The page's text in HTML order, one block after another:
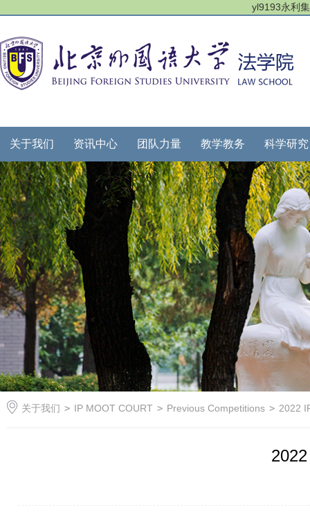
yl9193永利
关于我们 资讯中心 团队力量 教学教务 科学研究
关于我们 > IP MOOT COURT > Previous Competitions > 2022